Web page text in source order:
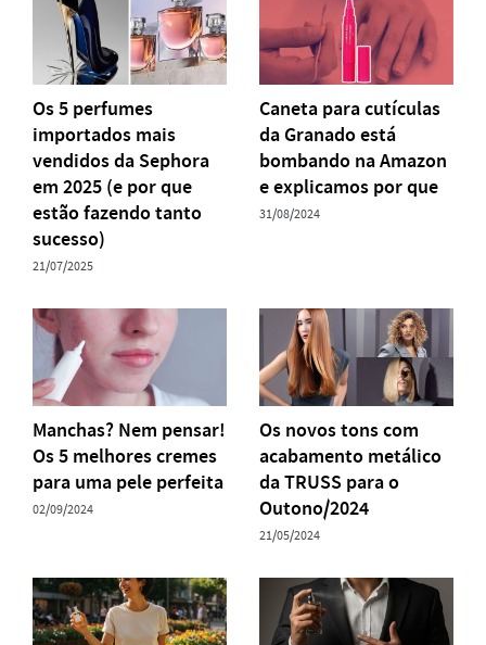
Os 5 perfumes
importados mais
vendidos da Sephora
em 2025 (e por que
estão fazendo tanto
sucesso)
21/07/2025
Caneta para cutículas
da Granado está
bombando na Amazon
e explicamos por que
31/08/2024
Manchas? Nem pensar!
Os 5 melhores cremes
para uma pele perfeita
02/09/2024
Os novos tons com
acabamento metálico
da TRUSS para o
Outono/2024
21/05/2024